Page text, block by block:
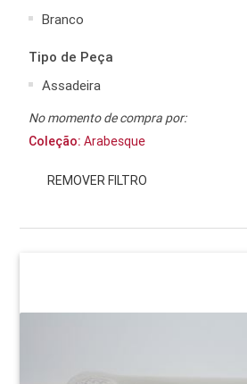
Branco
Tipo de Peça
Assadeira
No momento de compra por:
Coleção: Arabesque
REMOVER FILTRO